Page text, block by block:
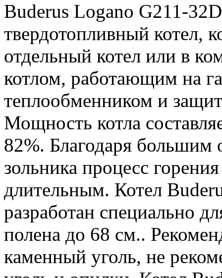
Buderus Logano G211-
твердотопливный котел,
отдельный котел или в
котлом, работающим на
теплообменником и
Мощность котла
82%. Благодаря большим
зольника процесс
длительным. Котел
разработан специально
полена до 68 см..
каменный уголь, не